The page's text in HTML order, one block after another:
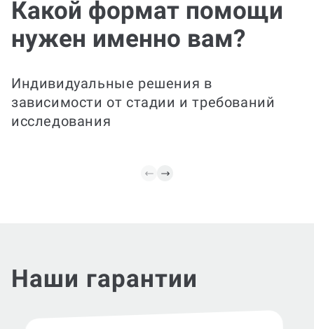
Какой формат помощи
нужен именно вам?
Индивидуальные решения в
зависимости от стадии и требований
исследования
Все задачи в одном
пакете
Проконсультируем по подготовке
формулировки темы и целей до
литературного обзора, разработки
методики, сбора и анализа данных,
обсуждения результатов и вывода.
Наши гарантии